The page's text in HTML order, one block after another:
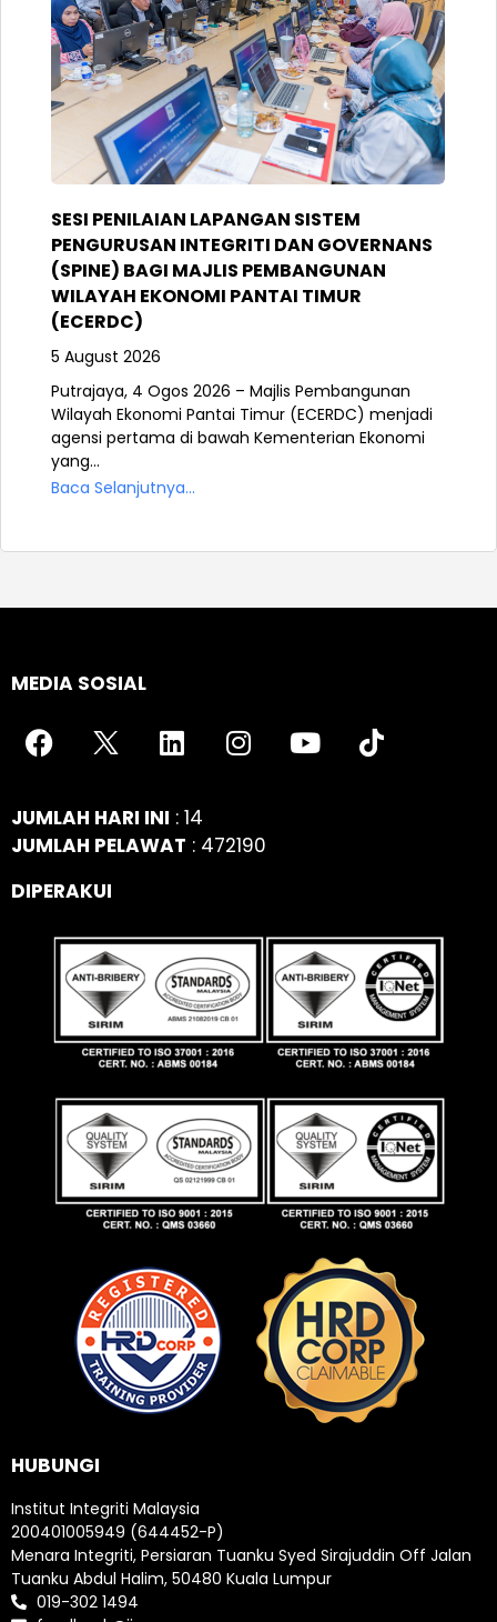
SESI PENILAIAN LAPANGAN SISTEM
PENGURUSAN INTEGRITI DAN GOVERNANS
(SPINE) BAGI MAJLIS PEMBANGUNAN
WILAYAH EKONOMI PANTAI TIMUR
(ECERDC)
5 August 2026
Putrajaya, 4 Ogos 2026 – Majlis Pembangunan
Wilayah Ekonomi Pantai Timur (ECERDC) menjadi
agensi pertama di bawah Kementerian Ekonomi
yang...
Baca Selanjutnya...
MEDIA SOSIAL
JUMLAH HARI INI : 14
JUMLAH PELAWAT : 472190
DIPERAKUI
HUBUNGI
Institut Integriti Malaysia
200401005949 (644452-P)
Menara Integriti, Persiaran Tuanku Syed Sirajuddin Off Jalan
Tuanku Abdul Halim, 50480 Kuala Lumpur
019-302 1494